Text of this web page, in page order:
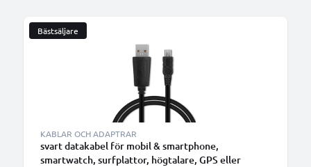
Bästsäljare
KABLAR OCH ADAPTRAR
svart datakabel för mobil & smartphone,
smartwatch, surfplattor, högtalare, GPS eller